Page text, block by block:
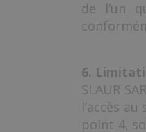
de l’un
6.
SLAUR
l’accès au
point 4,